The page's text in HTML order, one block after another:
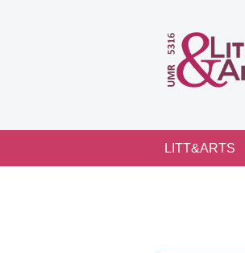
Navigation principale
LITT&ARTS